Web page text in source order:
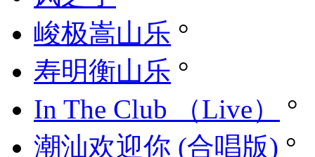
峻极嵩山乐 °
寿明衡山乐 °
In The Club （Live）
°
潮汕欢迎你 (合唱版) °